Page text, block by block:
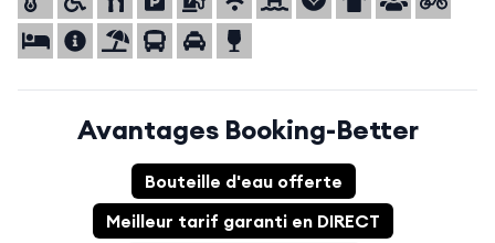
Avantages Booking-Better
Bouteille d'eau offerte
Meilleur tarif garanti en DIRECT